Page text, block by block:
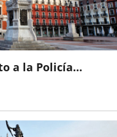
externa.externa.
a la Policía